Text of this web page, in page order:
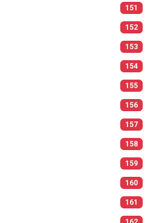
151
152
153
154
155
156
157
158
159
160
161